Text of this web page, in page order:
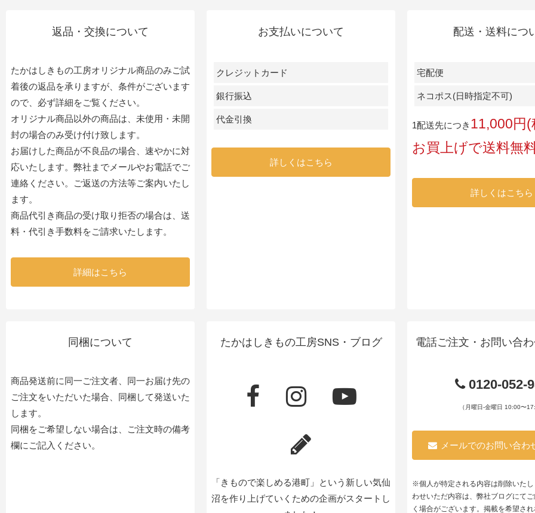
返品・交換について
たかはしきもの工房オリジナル商品のみご試
着後の返品を承りますが、条件がございます
ので、必ず詳細をご覧ください。
オリジナル商品以外の商品は、未使用・未開
封の場合のみ受け付け致します。
お届けした商品が不良品の場合、速やかに対
応いたします。弊社までメールやお電話でご
連絡ください。ご返送の方法等ご案内いたし
ます。
商品代引き商品の受け取り拒否の場合は、送
料・代引き手数料をご請求いたします。
詳細はこちら
お支払いについて
クレジットカード
銀行振込
代金引換
詳しくはこちら
配送・送料につ
宅配便
ネコポス(日時指定不可)
1配送先につき 11,000円
お買上げで送料無
詳しくはこちら
同梱について
商品発送前に同一ご注文者、同一お届け先の
ご注文をいただいた場合、同梱して発送いた
します。
同梱をご希望しない場合は、ご注文時の備考
欄にご記入ください。
たかはしきもの工房SNS・ブログ
「きもので楽しめる港町」という新しい気仙
沼を作り上げていくための企画がスタートし
電話ご注文・お問い合
0120-052-
（月曜日-金曜日 10:00〜
メールでのお問い合わ
※個人が特定される内容は削除いた
わせいただ内容は、弊社ブログにて
く場合がございます。掲載を希望さ